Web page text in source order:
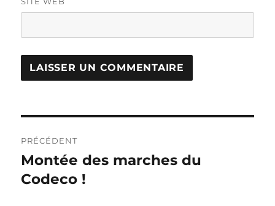
de
l’article
PRÉCÉDENT
Publication
précédente :
Montée des marches du
Codeco !